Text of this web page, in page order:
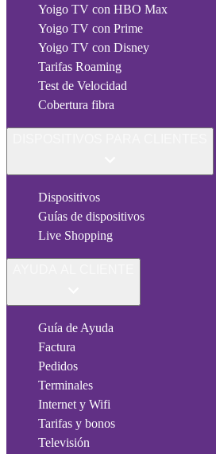
Yoigo TV con HBO Max
Yoigo TV con Prime
Yoigo TV con Disney
Tarifas Roaming
Test de Velocidad
Cobertura fibra
Dispositivos
Guías de dispositivos
Live Shopping
Guía de Ayuda
Factura
Pedidos
Terminales
Internet y Wifi
Tarifas y bonos
Televisión